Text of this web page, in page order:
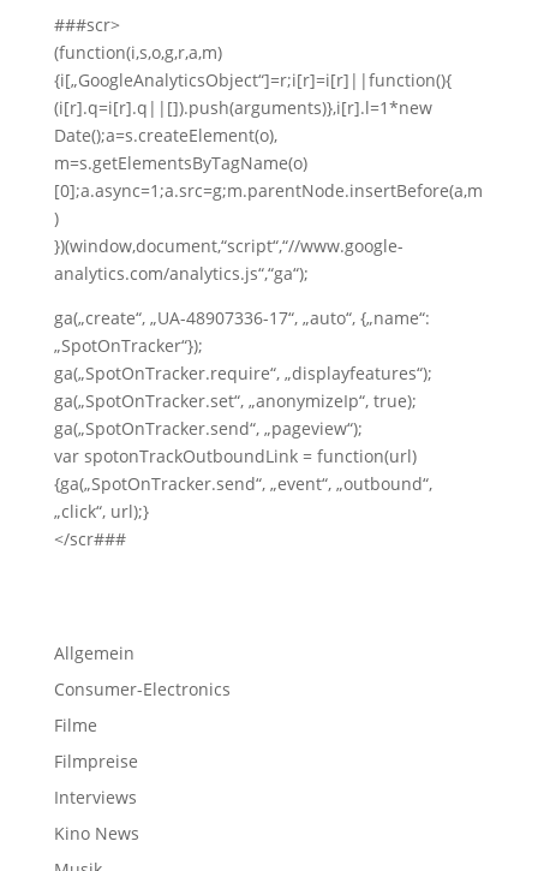
###scr>
(function(i,s,o,g,r,a,m)
{i[„GoogleAnalyticsObject“]=r;i[r]=i[r]||function(){
(i[r].q=i[r].q||[]).push(arguments)},i[r].l=1*new
Date();a=s.createElement(o),
m=s.getElementsByTagName(o)
[0];a.async=1;a.src=g;m.parentNode.insertBefore(a,m
)
})(window,document,“script“,“//www.google-
analytics.com/analytics.js“,“ga“);
ga(„create“, „UA-48907336-17“, „auto“, {„name“:
„SpotOnTracker“});
ga(„SpotOnTracker.require“, „displayfeatures“);
ga(„SpotOnTracker.set“, „anonymizeIp“, true);
ga(„SpotOnTracker.send“, „pageview“);
var spotonTrackOutboundLink = function(url)
{ga(„SpotOnTracker.send“, „event“, „outbound“,
„click“, url);}
</scr###
Allgemein
Consumer-Electronics
Filme
Filmpreise
Interviews
Kino News